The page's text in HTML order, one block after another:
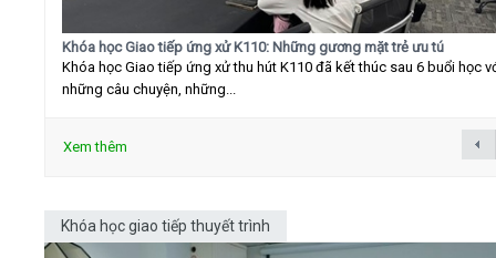
Khóa học Giao tiếp ứng xử K110: Những gương mặt trẻ ưu tú
Khóa học Giao tiếp ứng xử thu hút K110 đã kết thúc sau 6 buổi học
những câu chuyện, những...
Xem thêm
Khóa học giao tiếp thuyết trình